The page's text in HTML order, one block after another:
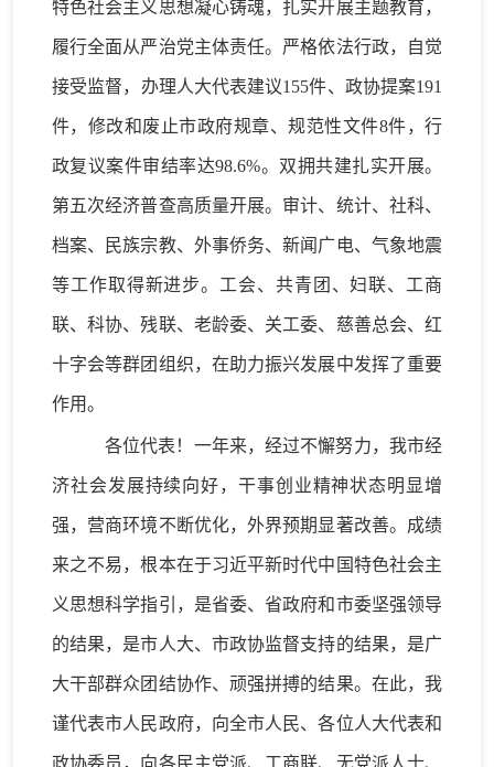
特色社会主义思想凝心铸魂， 扎实开展主题教育，
履行全面从严治党主体责任。 严格依法行政，自觉
接受监督，办理人大代表建议155件、政协提案191
件，修改和废止市政府规章、规范性文件8件，行
政复议案件审结率达98.6%。双拥共建扎实开展。
第五次经济普查高质量开展。审计、 统计、 社科、
档案、民族宗教、外事侨务、新闻广电、气象地震
等工作取得新进步。工会、共青团、妇联、工商
联、科协、残联、老龄委、关工委、慈善总会、红
十字会等群团组织， 在助力振兴发展中发挥了重要
作用。
各位代表！一年来，经过不懈努力，我市经
济社会发展持续向好，干事创业精神状态明显增
强，营商环境不断优化，外界预期显著改善。 成绩
来之不易，根本在于习近平新时代中国特色社会主
义思想科学指引，是省委、省政府和市委坚强领导
的结果，是市人大、市政协监督支持的结果，是广
大干部群众团结协作、 顽强拼搏的结果。在此，我
谨代表市人民政府，向全市人民、各位人大代表和
政协委员，向各民主党派、工商联、无党派人士、